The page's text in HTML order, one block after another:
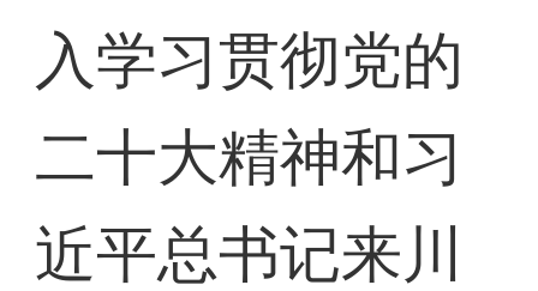
入学习贯彻党的
二十大精神和习
近平总书记来川